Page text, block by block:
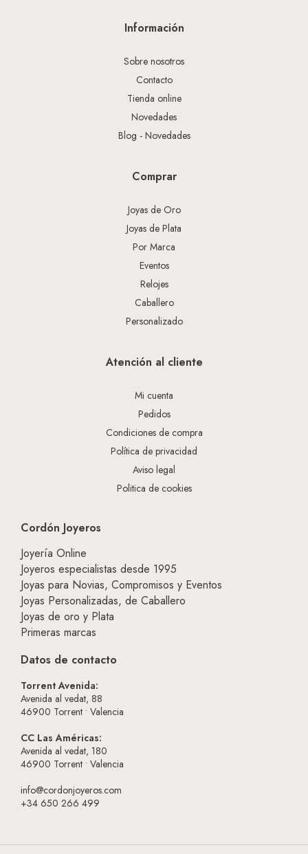
Información
Sobre nosotros
Contacto
Tienda online
Novedades
Blog - Novedades
Comprar
Joyas de Oro
Joyas de Plata
Por Marca
Eventos
Relojes
Caballero
Personalizado
Atención al cliente
Mi cuenta
Pedidos
Condiciones de compra
Política de privacidad
Aviso legal
Politica de cookies
Cordón Joyeros
Joyería Online
Joyeros especialistas desde 1995
Joyas para Novias, Compromisos y Eventos
Joyas Personalizadas, de Caballero
Joyas de oro y Plata
Primeras marcas
Datos de contacto
Torrent Avenida:
Avenida al vedat, 88
46900 Torrent • Valencia
CC Las Américas:
Avenida al vedat, 180
46900 Torrent • Valencia
info@cordonjoyeros.com
+34 650 266 499